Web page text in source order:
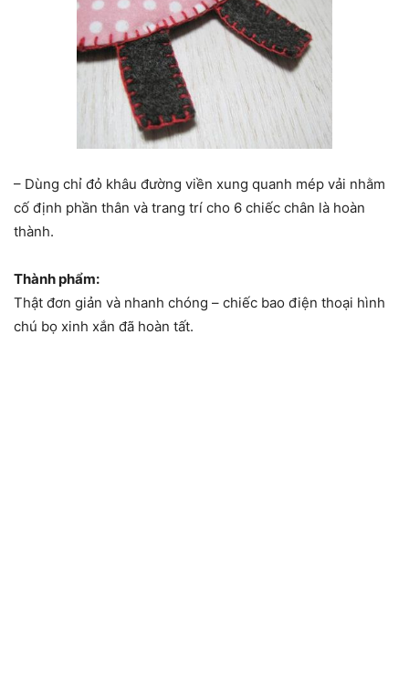
– Dùng chỉ đỏ khâu đường viền xung quanh mép vải nhằm
cố định phần thân và trang trí cho 6 chiếc chân là hoàn
thành.
Thành phẩm:
Thật đơn giản và nhanh chóng – chiếc bao điện thoại hình
chú bọ xinh xắn đã hoàn tất.